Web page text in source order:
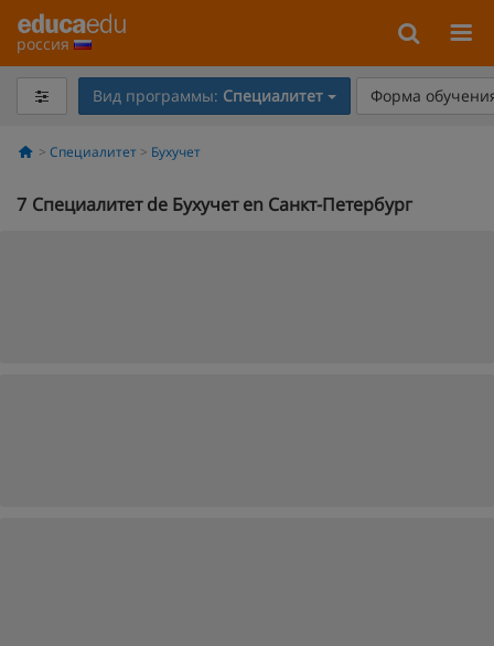
россия
Вид программы: Специалитет Форма
Специалитет Бухучет
7 Специалитет de Бухучет en Санкт-Петербург